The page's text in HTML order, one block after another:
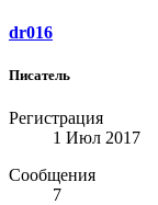
dr016
Писатель
Регистрация
1 Июл 2017
Сообщения
7